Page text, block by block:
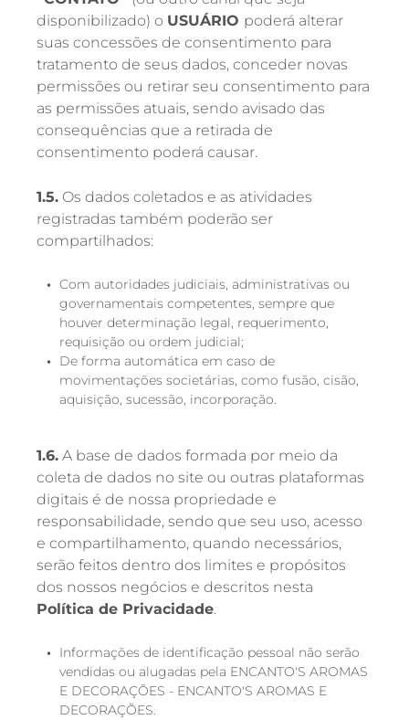
disponibilizado) o USUÁRIO poderá alterar
suas concessões de consentimento para
tratamento de seus dados, conceder novas
permissões ou retirar seu consentimento para
as permissões atuais, sendo avisado das
consequências que a retirada de
consentimento poderá causar.
1.5. Os dados coletados e as atividades
registradas também poderão ser
compartilhados:
Com autoridades judiciais, administrativas ou
governamentais competentes, sempre que
houver determinação legal, requerimento,
requisição ou ordem judicial;
De forma automática em caso de
movimentações societárias, como fusão, cisão,
aquisição, sucessão, incorporação.
1.6. A base de dados formada por meio da
coleta de dados no site ou outras plataformas
digitais é de nossa propriedade e
responsabilidade, sendo que seu uso, acesso
e compartilhamento, quando necessários,
serão feitos dentro dos limites e propósitos
dos nossos negócios e descritos nesta
Política de Privacidade.
Informações de identificação pessoal não serão
vendidas ou alugadas pela ENCANTO'S AROMAS
E DECORAÇÕES - ENCANTO'S AROMAS E
DECORAÇÕES.